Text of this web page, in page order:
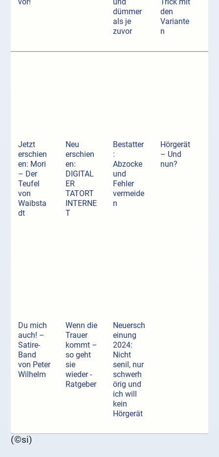
vor!
und
dümmer
als je
zuvor
Trick mit
den
Variante
n
Jetzt
erschien
en: Mori
– Der
Teufel
von
Waibsta
dt
Neu
erschien
en:
DIGITAL
ER
TATORT
INTERNE
T
Bestatter
:
Abzocke
und
Fehler
vermeide
n
Hörgerät
– Und
nun?
Du mich
auch! –
Satire-
Band
von Peter
Wilhelm
Wenn die
Trauer
kommt –
so geht
sie
wieder -
Ratgeber
Neuersch
einung
2024:
Nicht
senil, nur
schwerh
örig und
ich will
kein
Hörgerät
(©si)